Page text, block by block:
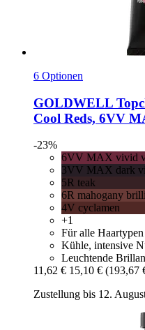
6 Optionen
GOLDWELL
Cool Reds, 6VV
-23%
6VV MAX vivid
3VV MAX dark
5R teak
6R mahogany
4V cyclamen
+1
Für alle Haartypen
Kühle, intensive
Leuchtende
11,62 € 15,10 € (193,67
Zustellung bis 12.